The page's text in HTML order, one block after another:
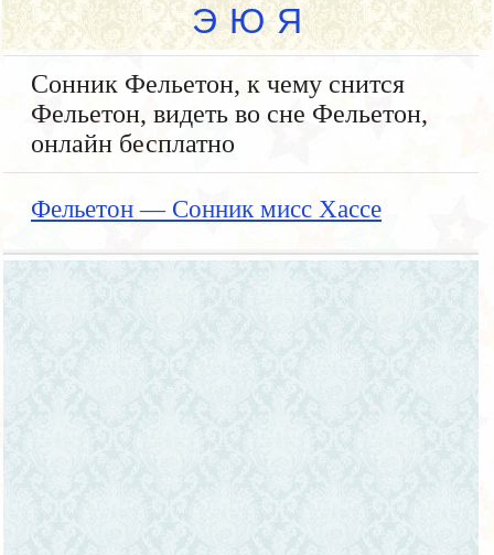
Э Ю Я
Сонник Фельетон, к чему снится
Фельетон, видеть во сне Фельетон,
онлайн бесплатно
Фельетон — Сонник мисс Хассе